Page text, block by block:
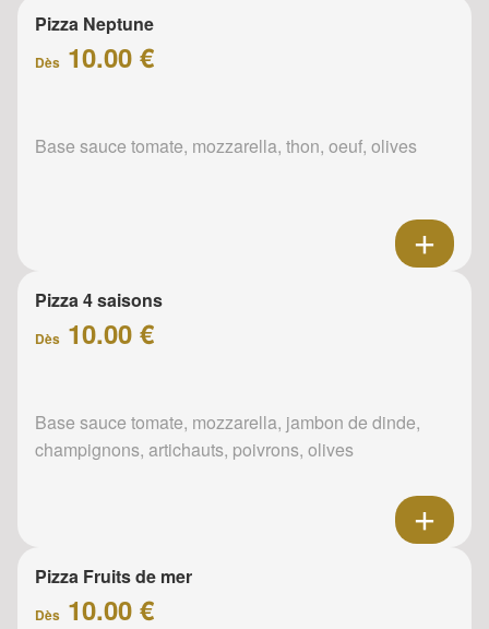
Pizza Neptune
Dès 10.00 €
Base sauce tomate, mozzarella, thon, oeuf, olives
Pizza 4 saisons
Dès 10.00 €
Base sauce tomate, mozzarella, jambon de dinde,
champignons, artichauts, poivrons, olives
Pizza Fruits de mer
Dès 10.00 €